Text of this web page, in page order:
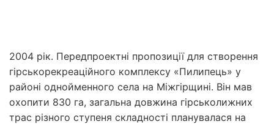
2004 рік. Передпроектні пропозиції для створення
гірсько­рекреаційного комплексу «Пилипець» у
районі однойменного села на Міжгірщині. Він мав
охопити 830 га, загальна довжина гірськолижних
трас різного ступеня складності планувалася на